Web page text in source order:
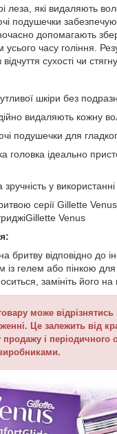
леза, які видаляють
подушечки
допомагають
часу гоління.
сухості чи
шкіри без
видаляють кожну
подушечки для
головка ідеально
у використанні
серії Gillette
Venus
бритву відповідно до
із гелем або пінкою для
замініть його на
може відрізнятись
Це залежить від
продажу і періодичного